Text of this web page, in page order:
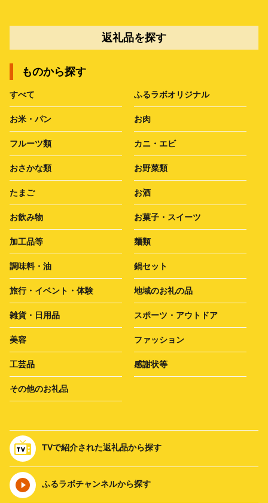
返礼品を探す
ものから探す
すべて ふるラボオリジナル
お米・パン お肉
フルーツ類 カニ・エビ
おさかな類 お野菜類
たまご お酒
お飲み物 お菓子・スイーツ
加工品等 麺類
調味料・油 鍋セット
旅行・イベント・体験 地域のお礼の品
雑貨・日用品 スポーツ・アウトドア
美容 ファッション
工芸品 感謝状等
その他のお礼品
TVで紹介された返礼品から探す
ふるラボチャンネルから探す